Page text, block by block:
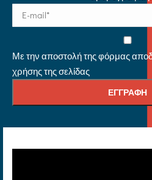
Με την αποστολή της φόρμας
χρήσης της σελίδας